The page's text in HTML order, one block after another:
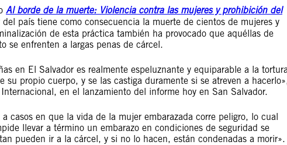
Al borde de la muerte: Violencia contra las mujeres y prohibición del
país tiene como consecuencia la muerte de cientos de mujeres y
de esta práctica también ha provocado que aquéllas de
se enfrenten a largas penas de cárcel.
en El Salvador es realmente espeluznante y equiparable a la
propio cuerpo, y se las castiga duramente si se atreven a
en el lanzamiento del informe hoy en San Salvador.
casos en que la vida de la mujer embarazada corre peligro, lo cual
llevar a término un embarazo en condiciones de seguridad se
pueden ir a la cárcel, y si no lo hacen, están condenadas a